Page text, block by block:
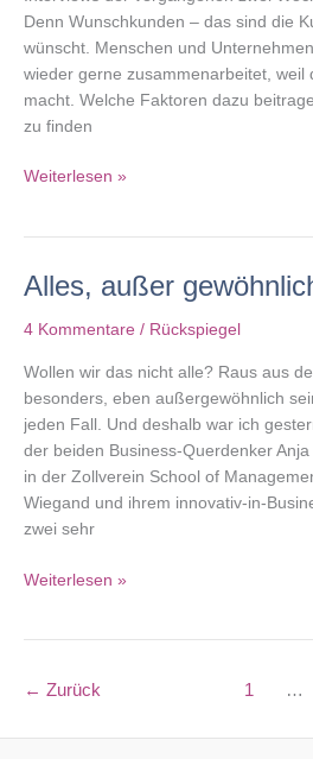
Denn Wunschkunden – das sind die
wünscht. Menschen und
wieder gerne zusammenarbeitet, weil
macht. Welche Faktoren dazu
zu finden
Wer
…
Weiterlesen »
Alles, außer
4 Kommentare / Rückspiegel
Wollen wir das nicht alle? Raus aus
besonders, eben außergewöhnlich
jeden Fall. Und deshalb war ich
der beiden Business-Querdenker
in der Zollverein School of
Wiegand und ihrem innovativ-in-
zwei sehr
Alles,
Weiterlesen »
← Zurück 1 …